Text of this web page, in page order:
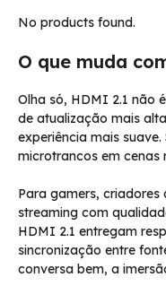
No products found.
O que muda
Olha só, HDMI 2.1 não
de atualização mais
experiência mais
microtrancos em cenas
Para gamers,
streaming com
HDMI 2.1 entregam
sincronização entre
conversa bem, a